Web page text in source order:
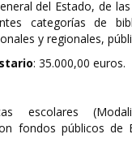
del Estado, de
categorías de
y regionales,
: 35.000,00 euros.
escolares
fondos públicos de